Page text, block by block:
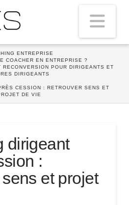
ENTREPRISE
COACHER EN ENTREPRISE ?
RECONVERSION POUR DIRIGEANTS ET
DIRIGEANTS
CESSION : RETROUVER SENS ET
DE VIE
dirigeant
:
et projet